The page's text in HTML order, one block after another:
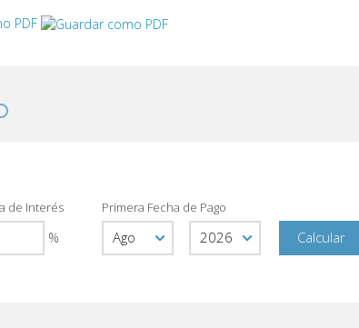
PDF
de Interés
%
Primera Fecha de Pago